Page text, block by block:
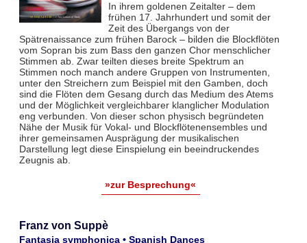
In ihrem goldenen Zeitalter – dem
frühen 17. Jahrhundert und somit der
Zeit des Übergangs von der
Spätrenaissance zum frühen Barock – bilden die Blockflöten
vom Sopran bis zum Bass den ganzen Chor menschlicher
Stimmen ab. Zwar teil­ten dieses breite Spektrum an
Stimmen noch manch andere Gruppen von Instrumenten,
unter den Streichern zum Bei­spiel mit den Gamben, doch
sind die Flöten dem Gesang durch das Medium des Atems
und der Möglichkeit vergleich­barer klanglicher Modulation
eng verbunden. Von dieser schon physisch begründeten
Nähe der Musik für Vokal- und Blockflö­tenensembles und
ihrer gemeinsamen Ausprägung der musikalischen
Darstellung legt diese Einspielung ein beeindruckendes
Zeugnis ab.
»zur Besprechung«
Franz von Suppè
Fantasia symphonica • Spanish Dances